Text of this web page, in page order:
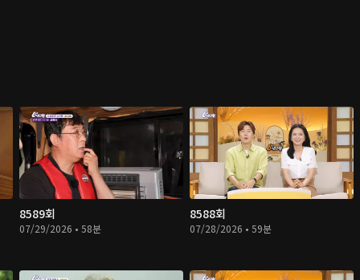
8589회
07/29/2026 • 58분
8588회
07/28/2026 • 59분